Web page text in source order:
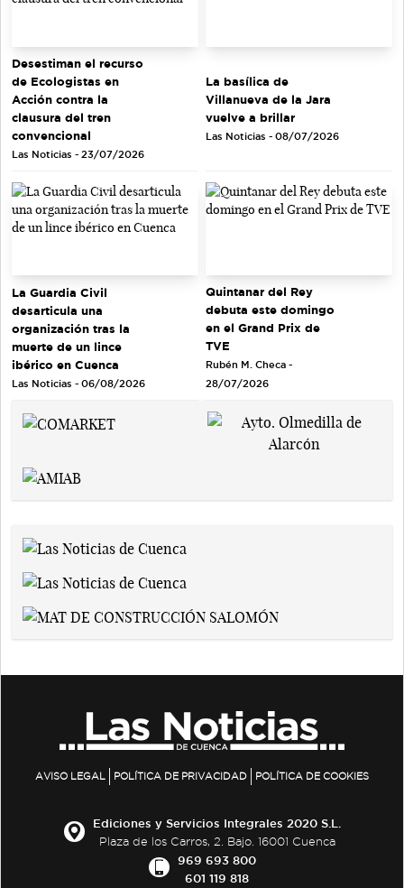
Desestiman el recurso
de Ecologistas en
Acción contra la
clausura del tren
convencional
Las Noticias - 23/07/2026
La basílica de
Villanueva de la Jara
vuelve a brillar
Las Noticias - 08/07/2026
La Guardia Civil
desarticula una
organización tras la
muerte de un lince
ibérico en Cuenca
Las Noticias - 06/08/2026
Quintanar del Rey
debuta este domingo
en el Grand Prix de
TVE
Rubén M. Checa -
28/07/2026
AVISO LEGAL POLÍTICA DE PRIVACIDAD POLÍTICA DE COOKIES
Ediciones y Servicios Integrales 2020 S.L.
Plaza de los Carros, 2. Bajo. 16001 Cuenca
969 693 800
601 119 818